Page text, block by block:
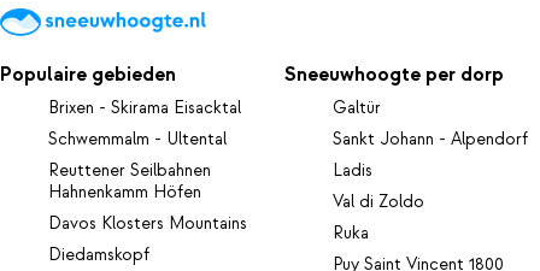
Populaire gebieden
Brixen - Skirama Eisacktal
Schwemmalm - Ultental
Reuttener Seilbahnen
Hahnenkamm Höfen
Davos Klosters Mountains
Diedamskopf
Sneeuwhoogte per dorp
Galtür
Sankt Johann - Alpendorf
Ladis
Val di Zoldo
Ruka
Puy Saint Vincent 1800